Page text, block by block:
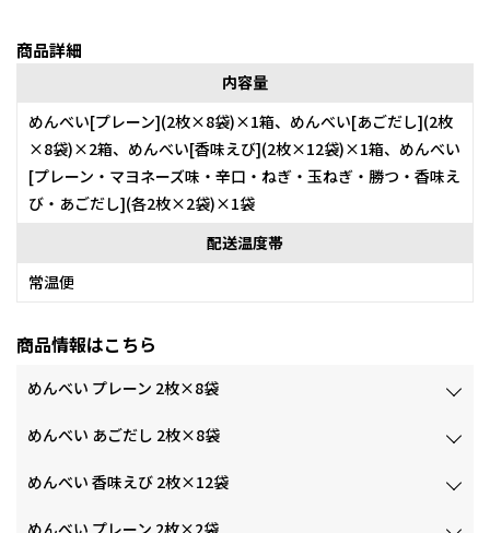
商品詳細
内容量
めんべい[プレーン](2枚×8袋)×1箱、めんべい[あごだし](2枚
×8袋)×2箱、めんべい[香味えび](2枚×12袋)×1箱、めんべい
[プレーン・マヨネーズ味・辛口・ねぎ・玉ねぎ・勝つ・香味え
び・あごだし](各2枚×2袋)×1袋
配送温度帯
常温便
商品情報はこちら
めんべい プレーン 2枚×8袋
めんべい あごだし 2枚×8袋
めんべい 香味えび 2枚×12袋